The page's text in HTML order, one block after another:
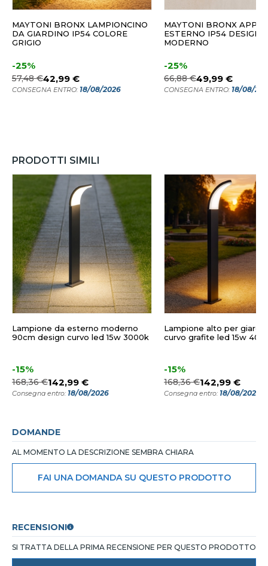
MAYTONI BRONX LAMPIONCINO
DA GIARDINO IP54 COLORE
GRIGIO
-25%
57,48 €42,99 €
CONSEGNA ENTRO: 18/08/2026
MAYTONI BRONX
ESTERNO IP54 DESIGN
MODERNO
-25%
66,88 €49,99 €
CONSEGNA ENTRO: 18/08/
PRODOTTI SIMILI
Lampione da esterno moderno
90cm design curvo led 15w 3000k
-15%
168,36 €142,99 €
Consegna entro: 18/08/2026
Lampione alto per
curvo grafite led 15w
-15%
168,36 €142,99 €
Consegna entro: 18/08/2026
DOMANDE
AL MOMENTO LA DESCRIZIONE SEMBRA CHIARA
FAI UNA DOMANDA SU QUESTO PRODOTTO
RECENSIONI
SI TRATTA DELLA PRIMA RECENSIONE PER QUESTO PRODOTTO